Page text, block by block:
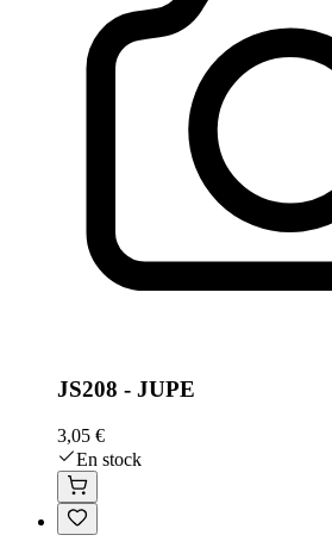
JS208 - JUPE
3,05 €
En stock